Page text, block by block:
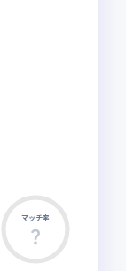
マッチ率